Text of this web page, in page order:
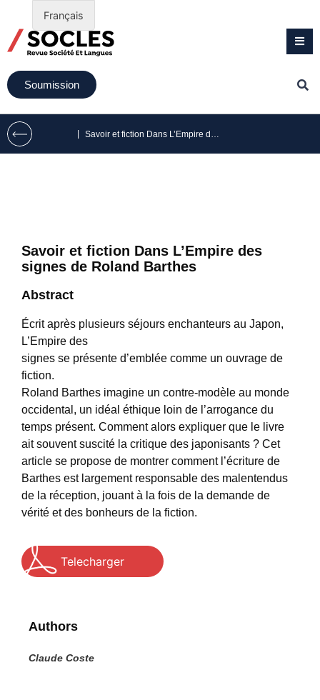
Soumission
Savoir et fiction Dans L’Empire des
signes de Roland Barthes
Abstract
Écrit après plusieurs séjours enchanteurs au Japon,
L’Empire des
signes se présente d’emblée comme un ouvrage de
fiction.
Roland Barthes imagine un contre-modèle au monde
occidental, un idéal éthique loin de l’arrogance du
temps présent. Comment alors expliquer que le livre
ait souvent suscité la critique des japonisants ? Cet
article se propose de montrer comment l’écriture de
Barthes est largement responsable des malentendus
de la réception, jouant à la fois de la demande de
vérité et des bonheurs de la fiction.
Telecharger
Authors
Claude Coste
Français